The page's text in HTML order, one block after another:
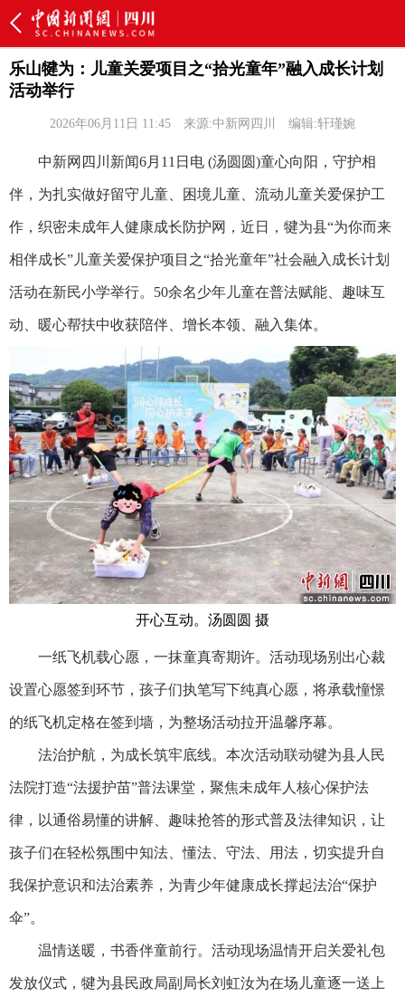
乐山犍为：儿童关爱项目之“拾光童年”融入成长计划
活动举行
2026年06月11日 11:45 来源:中新网四川 编辑:轩瑾婉
中新网四川新闻6月11日电 (汤圆圆)童心向阳，守护相
伴，为扎实做好留守儿童、困境儿童、流动儿童关爱保护工
作，织密未成年人健康成长防护网，近日，犍为县“为你而来
相伴成长”儿童关爱保护项目之“拾光童年”社会融入成长计划
活动在新民小学举行。50余名少年儿童在普法赋能、趣味互
动、暖心帮扶中收获陪伴、增长本领、融入集体。
开心互动。汤圆圆 摄
一纸飞机载心愿，一抹童真寄期许。活动现场别出心裁
设置心愿签到环节，孩子们执笔写下纯真心愿，将承载憧憬
的纸飞机定格在签到墙，为整场活动拉开温馨序幕。
法治护航，为成长筑牢底线。本次活动联动犍为县人民
法院打造“法援护苗”普法课堂，聚焦未成年人核心保护法
律，以通俗易懂的讲解、趣味抢答的形式普及法律知识，让
孩子们在轻松氛围中知法、懂法、守法、用法，切实提升自
我保护意识和法治素养，为青少年健康成长撑起法治“保护
伞”。
温情送暖，书香伴童前行。活动现场温情开启关爱礼包
发放仪式，犍为县民政局副局长刘虹汝为在场儿童逐一送上